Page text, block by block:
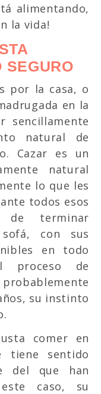
alimentando,
la vida!
SEGURO
por la casa, o
en la
sencillamente
natural de
Cazar es un
natural
lo que les
todos esos
terminar
con sus
en todo
proceso de
su instinto
comer en
tiene sentido
del que han
caso, su